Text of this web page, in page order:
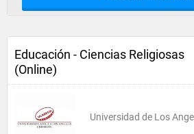
Educación - Ciencias Religiosas
(Online)
Universidad de Los